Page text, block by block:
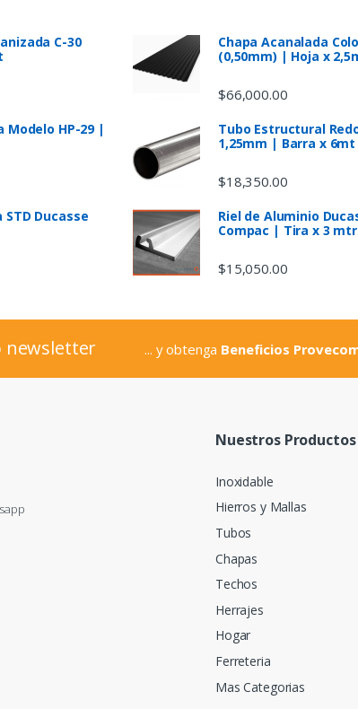
C-30
Modelo HP-29 |
Ducasse
Chapa Acanalada
(0,50mm) | Hoja x
$66,000.00
Tubo Estructural
1,25mm | Barra x 6mt
$18,350.00
Riel de Aluminio
Compac | Tira x 3
$15,050.00
newsletter ... y obtenga Beneficios
Nuestros Productos
Inoxidable
Hierros y Mallas
Tubos
Chapas
Techos
Herrajes
Hogar
Ferreteria
Mas Categorias